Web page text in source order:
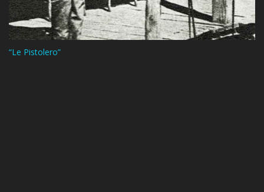
“Le Pistolero”